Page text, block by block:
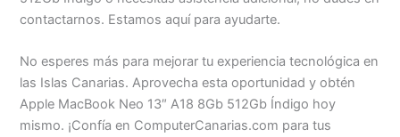
contactarnos. Estamos aquí para ayudarte.
No esperes más para mejorar tu experiencia tecnológica en
las Islas Canarias. Aprovecha esta oportunidad y obtén
Apple MacBook Neo 13″ A18 8Gb 512Gb Índigo hoy
mismo. ¡Confía en ComputerCanarias.com para tus